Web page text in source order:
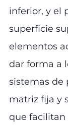
inferior, y el
superficie
elementos
dar forma a
sistemas de
matriz fija y
que facilitan